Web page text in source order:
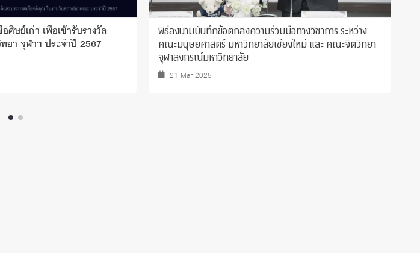
ษย์เก่า เพื่อเข้ารับรางวัล
ยา จุฬาฯ ประจำปี 2567
พิธีลงนามบันทึกข้อตกลงความร่วมมือทางวิชาการ ระหว่าง
คณะมนุษยศาสตร์ มหาวิทยาลัยเชียงใหม่ และ คณะจิตวิทยา
จุฬาลงกรณ์มหาวิทยาลัย
21 Mar 2025